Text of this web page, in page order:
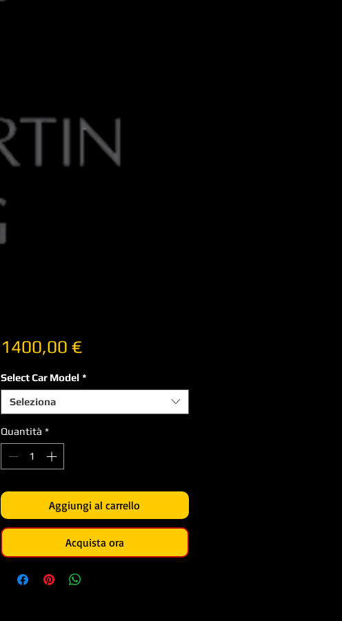
1400,00 €Prezzo
Select Car Model *
Seleziona
Quantità *
Aggiungi al carrello
Acquista ora